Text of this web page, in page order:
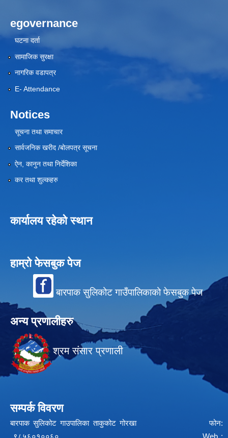
egovernance
घटना दर्ता
सामाजिक सुरक्षा
नागरिक वडापत्र
E- Attendance
Notices
सूचना तथा समाचार
सार्वजनिक खरीद /बोलपत्र सूचना
ऐन, कानुन तथा निर्देशिका
कर तथा शुल्कहरु
कार्यालय रहेको स्थान
हाम्रो फेसबुक पेज
बारपाक सुलिकोट गाउँपालिकाको फेसबुक पेज
अन्य प्रणालीहरु
श्रम संसार प्रणाली
सम्पर्क विवरण
बारपाक सुलिकोट गाउपालिका ताकुकोट गोरखा फोन: